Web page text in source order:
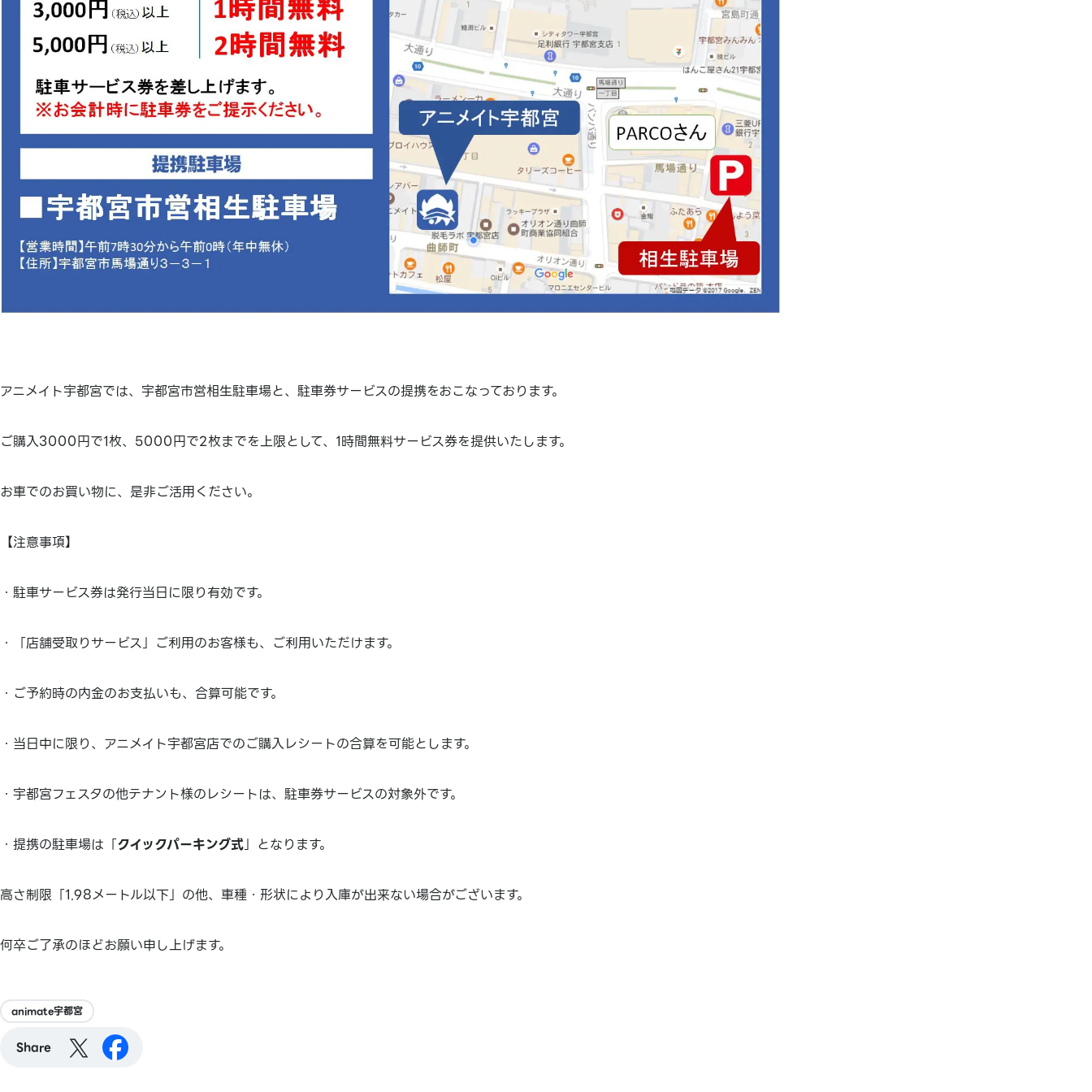
アニメイト宇都宮では、宇都宮市営相生駐車場と、駐車券サービスの提携をおこなっております。
ご購入3000円で1枚、5000円で2枚までを上限として、1時間無料サービス券を提供いたします。
お車でのお買い物に、是非ご活用ください。
【注意事項】
・駐車サービス券は発行当日に限り有効です。
・「店舗受取りサービス」ご利用のお客様も、ご利用いただけます。
・ご予約時の内金のお支払いも、合算可能です。
・当日中に限り、アニメイト宇都宮店でのご購入レシートの合算を可能とします。
・宇都宮フェスタの他テナント様のレシートは、駐車券サービスの対象外です。
・提携の駐車場は「クイックパーキング式」となります。
高さ制限「1.98メートル以下」の他、車種・形状により入庫が出来ない場合がございます。
何卒ご了承のほどお願い申し上げます。
animate宇都宮
Share